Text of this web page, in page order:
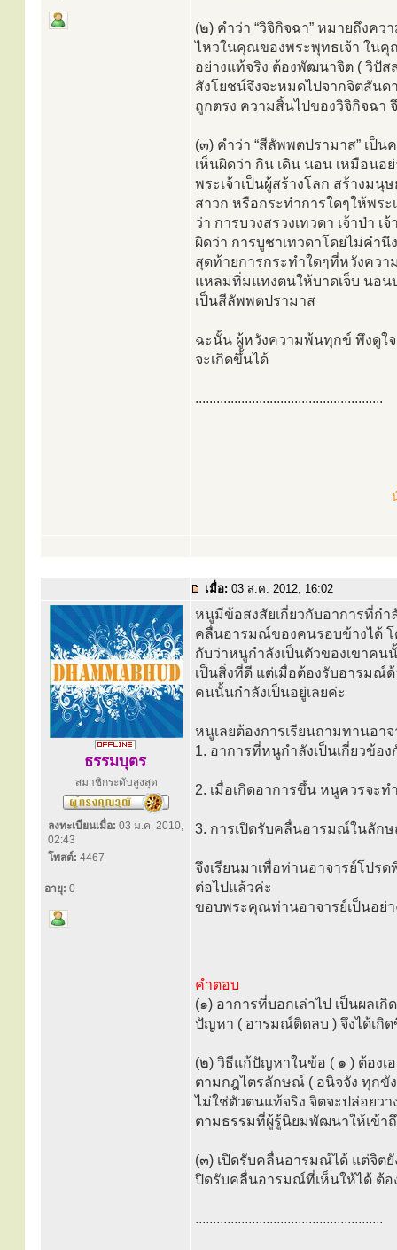
(๒) คำว่า “วิจิกิจฉา” หมายถึงค
ไหวในคุณของพระพุทธเจ้า ใน
อย่างแท้จริง ต้องพัฒนาจิต ( วิปั
สังโยชน์จึงจะหมดไปจากจิตสันด
ถูกตรง ความสิ้นไปของวิจิกิจฉา
(๓) คำว่า “สีลัพพตปรามาส” เป็
เห็นผิดว่า กิน เดิน นอน เหมือนอ
พระเจ้าเป็นผู้สร้างโลก สร้างม
สาวก หรือกระทำการใดๆให้พระ
ว่า การบวงสรวงเทวดา เจ้าป่า
ผิดว่า การบูชาเทวดาโดยไม่คำ
สุดท้ายการกระทำใดๆที่หวังคว
แหลมทิ่มแทงตนให้บาดเจ็บ นอน
เป็นสีลัพพตปรามาส
ฉะนั้น ผู้หวังความพ้นทุกข์ พึงดูใจ
จะเกิดขึ้นได้
.....................................................
เมื่อ: 03 ส.ค. 2012, 16:02
ธรรมบุตร
สมาชิกระดับสูงสุด
ลงทะเบียนเมื่อ: 03 ม.ค. 2010,
02:43
โพสต์: 4467
อายุ: 0
หนูมีข้อสงสัยเกี่ยวกับอาการที่ก
คลื่นอารมณ์ของคนรอบข้างได้ โ
กับว่าหนูกำลังเป็นตัวของเขาค
เป็นสิ่งที่ดี แต่เมื่อต้องรับอารมณ์
คนนั้นกำลังเป็นอยู่เลยค่ะ
หนูเลยต้องการเรียนถามทานอา
1. อาการที่หนูกำลังเป็นเกี่ยวข้อ
2. เมื่อเกิดอาการขึ้น หนูควรจะท
3. การเปิดรับคลื่นอารมณ์ในลัก
จึงเรียนมาเพื่อท่านอาจารย์โปร
ต่อไปแล้วค่ะ
ขอบพระคุณท่านอาจารย์เป็นอย่า
คำตอบ
(๑) อาการที่บอกเล่าไป เป็นผลเ
ปัญหา ( อารมณ์ติดลบ ) จึงได้เกิ
(๒) วิธีแก้ปัญหาในข้อ ( ๑ ) ต้อง
ตามกฎไตรลักษณ์ ( อนิจจัง ทุกขั
ไม่ใช่ตัวตนแท้จริง จิตจะปล่อย
ตามธรรมที่ผู้รู้นิยมพัฒนาให้เข้า
(๓) เปิดรับคลื่นอารมณ์ได้ แต่จิต
ปิดรับคลื่นอารมณ์ที่เห็นให้ได้ ต้
.....................................................